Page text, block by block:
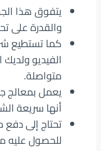
يتفوق هذا
والقدرة على
كما تستطيع
الفيديو
متواصلة.
يعمل بمعالج
أنها سريعة
للحصول عليه